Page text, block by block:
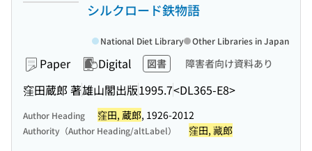
シルクロード鉄物語
Paper Digital 図書 障害者向け資料あり
窪田蔵郎 著雄山閣出版1995.7<DL365-E8>
National Diet Library Other Libraries in Japan
Author Heading 窪田, 蔵郎, 1926-2012
Authority（Author Heading/altLabel） 窪田, 藏郎